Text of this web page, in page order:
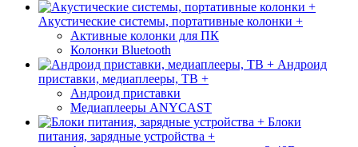
Акустические системы, портативные колонки +
Активные колонки для ПК
Колонки Bluetooth
Андроид
приставки, медиаплееры, ТВ +
Андроид приставки
Медиаплееры ANYCAST
Блоки
питания, зарядные устройства +